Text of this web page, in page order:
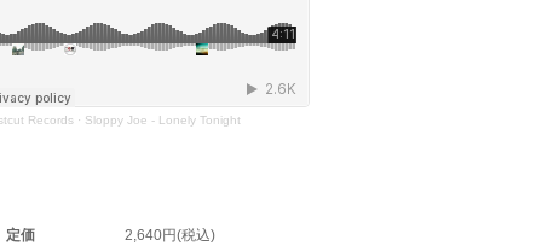
Records · Sloppy Joe - Lonely Tonight
定価 2,640円(税込)